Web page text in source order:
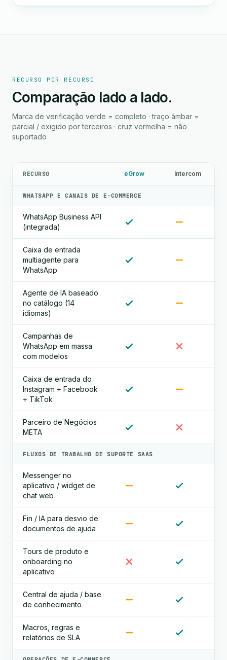
RECURSO POR RECURSO
Comparação lado a lado.
Marca de verificação verde = completo · traço âmbar =
parcial / exigido por terceiros · cruz vermelha = não
suportado
RECURSO eGrow Intercom
WHATSAPP E CANAIS DE E-COMMERCE
WhatsApp Business API
(integrada)
Caixa de entrada
multiagente para
WhatsApp
Agente de IA baseado
no catálogo (14
idiomas)
Campanhas de
WhatsApp em massa
com modelos
Caixa de entrada do
Instagram + Facebook
+ TikTok
Parceiro de Negócios
META
FLUXOS DE TRABALHO DE SUPORTE SAAS
Messenger no
aplicativo / widget de
chat web
Fin / IA para desvio de
documentos de ajuda
Tours de produto e
onboarding no
aplicativo
Central de ajuda / base
de conhecimento
Macros, regras e
relatórios de SLA